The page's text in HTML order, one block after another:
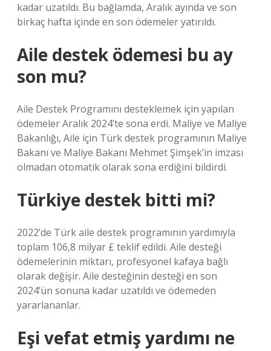
kadar uzatıldı. Bu bağlamda, Aralık ayında ve son
birkaç hafta içinde en son ödemeler yatırıldı.
Aile destek ödemesi bu ay
son mu?
Aile Destek Programını desteklemek için yapılan
ödemeler Aralık 2024’te sona erdi. Maliye ve Maliye
Bakanlığı, Aile için Türk destek programının Maliye
Bakanı ve Maliye Bakanı Mehmet Şimşek’in imzası
olmadan otomatik olarak sona erdiğini bildirdi.
Türkiye destek bitti mi?
2022’de Türk aile destek programının yardımıyla
toplam 106,8 milyar £ teklif edildi. Aile desteği
ödemelerinin miktarı, profesyonel kafaya bağlı
olarak değişir. Aile desteğinin desteği en son
2024’ün sonuna kadar uzatıldı ve ödemeden
yararlananlar.
Eşi vefat etmiş yardımı ne